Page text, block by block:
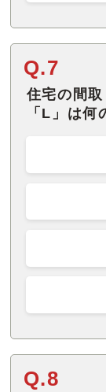
Q.7
住宅の間
「L」は何
Q.8